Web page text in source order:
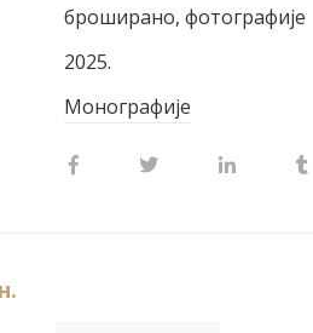
броширано, фотографије
2025.
Монографије